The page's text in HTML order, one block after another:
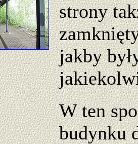
strony
jakby
W ten
budynku